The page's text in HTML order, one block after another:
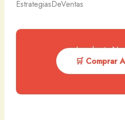
EstrategiasDeVentas
Impulsa tu
🛒 Comprar